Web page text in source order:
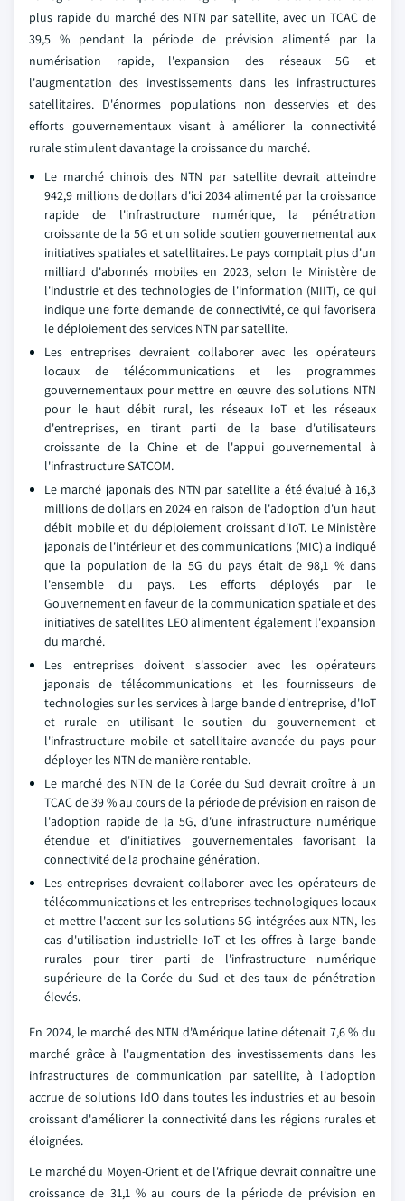
plus rapide du marché des NTN par satellite, avec un TCAC de
39,5 % pendant la période de prévision alimenté par la
numérisation rapide, l'expansion des réseaux 5G et
l'augmentation des investissements dans les infrastructures
satellitaires. D'énormes populations non desservies et des
efforts gouvernementaux visant à améliorer la connectivité
rurale stimulent davantage la croissance du marché.
Le marché chinois des NTN par satellite devrait atteindre
942,9 millions de dollars d'ici 2034 alimenté par la croissance
rapide de l'infrastructure numérique, la pénétration
croissante de la 5G et un solide soutien gouvernemental aux
initiatives spatiales et satellitaires. Le pays comptait plus d'un
milliard d'abonnés mobiles en 2023, selon le Ministère de
l'industrie et des technologies de l'information (MIIT), ce qui
indique une forte demande de connectivité, ce qui favorisera
le déploiement des services NTN par satellite.
Les entreprises devraient collaborer avec les opérateurs
locaux de télécommunications et les programmes
gouvernementaux pour mettre en œuvre des solutions NTN
pour le haut débit rural, les réseaux IoT et les réseaux
d'entreprises, en tirant parti de la base d'utilisateurs
croissante de la Chine et de l'appui gouvernemental à
l'infrastructure SATCOM.
Le marché japonais des NTN par satellite a été évalué à 16,3
millions de dollars en 2024 en raison de l'adoption d'un haut
débit mobile et du déploiement croissant d'IoT. Le Ministère
japonais de l'intérieur et des communications (MIC) a indiqué
que la population de la 5G du pays était de 98,1 % dans
l'ensemble du pays. Les efforts déployés par le
Gouvernement en faveur de la communication spatiale et des
initiatives de satellites LEO alimentent également l'expansion
du marché.
Les entreprises doivent s'associer avec les opérateurs
japonais de télécommunications et les fournisseurs de
technologies sur les services à large bande d'entreprise, d'IoT
et rurale en utilisant le soutien du gouvernement et
l'infrastructure mobile et satellitaire avancée du pays pour
déployer les NTN de manière rentable.
Le marché des NTN de la Corée du Sud devrait croître à un
TCAC de 39 % au cours de la période de prévision en raison de
l'adoption rapide de la 5G, d'une infrastructure numérique
étendue et d'initiatives gouvernementales favorisant la
connectivité de la prochaine génération.
Les entreprises devraient collaborer avec les opérateurs de
télécommunications et les entreprises technologiques locaux
et mettre l'accent sur les solutions 5G intégrées aux NTN, les
cas d'utilisation industrielle IoT et les offres à large bande
rurales pour tirer parti de l'infrastructure numérique
supérieure de la Corée du Sud et des taux de pénétration
élevés.
En 2024, le marché des NTN d'Amérique latine détenait 7,6 % du
marché grâce à l'augmentation des investissements dans les
infrastructures de communication par satellite, à l'adoption
accrue de solutions IdO dans toutes les industries et au besoin
croissant d'améliorer la connectivité dans les régions rurales et
éloignées.
Le marché du Moyen-Orient et de l'Afrique devrait connaître une
croissance de 31,1 % au cours de la période de prévision en